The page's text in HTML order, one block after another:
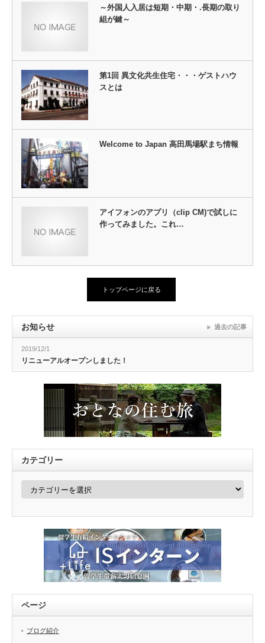
～外国人入居は短期・中期・.長期の取り
組が鍵～
第1回 異文化共生住宅・・・ゲストハウ
スとは
Welcome to Japan 高田馬場駅まち情報
アイフォンのアプリ（clip CM)で試しに
作ってみました。これ…
トップページに戻る
お知らせ
2019/12/1
リニューアルオープンしました！
過去の記事
カテゴリー
カ
ー
ページ
ブログ紹介